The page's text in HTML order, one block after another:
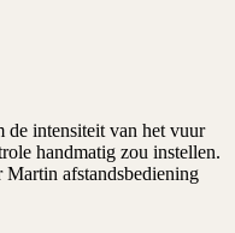
de intensiteit van het vuur
handmatig zou instellen.
Martin afstandsbediening